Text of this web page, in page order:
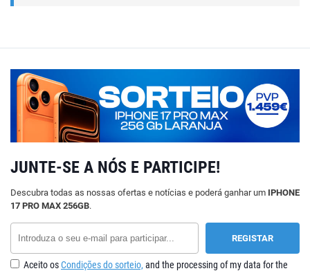
JUNTE-SE A NÓS E PARTICIPE!
Descubra todas as nossas ofertas e notícias e poderá ganhar um IPHONE
17 PRO MAX 256GB.
Aceito osCondições do sorteio, and the processing of my data for the